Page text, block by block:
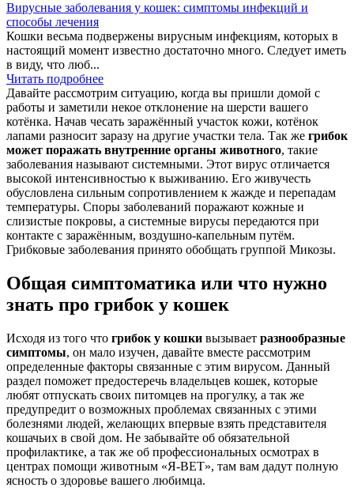
Вирусные заболевания у кошек: симптомы инфекций и
способы лечения
Кошки весьма подвержены вирусным инфекциям, которых в
настоящий момент известно достаточно много. Следует иметь
в виду, что люб...
Читать подробнее
Давайте рассмотрим ситуацию, когда вы пришли домой с
работы и заметили некое отклонение на шерсти вашего
котёнка. Начав чесать заражённый участок кожи, котёнок
лапами разносит заразу на другие участки тела. Так же грибок
может поражать внутренние органы животного, такие
заболевания называют системными. Этот вирус отличается
высокой интенсивностью к выживанию. Его живучесть
обусловлена сильным сопротивлением к жажде и перепадам
температуры. Споры заболеваний поражают кожные и
слизистые покровы, а системные вирусы передаются при
контакте с заражённым, воздушно-капельным путём.
Грибковые заболевания принято обобщать группой Микозы.
Общая симптоматика или что нужно
знать про грибок у кошек
Исходя из того что грибок у кошки вызывает разнообразные
симптомы, он мало изучен, давайте вместе рассмотрим
определенные факторы связанные с этим вирусом. Данный
раздел поможет предостеречь владельцев кошек, которые
любят отпускать своих питомцев на прогулку, а так же
предупредит о возможных проблемах связанных с этими
болезнями людей, желающих впервые взять представителя
кошачьих в свой дом. Не забывайте об обязательной
профилактике, а так же об профессиональных осмотрах в
центрах помощи животным «Я-ВЕТ», там вам дадут полную
ясность о здоровье вашего любимца.